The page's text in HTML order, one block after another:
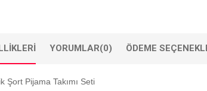
YORUMLAR(0) ÖDEME
Şort Pijama Takımı Seti